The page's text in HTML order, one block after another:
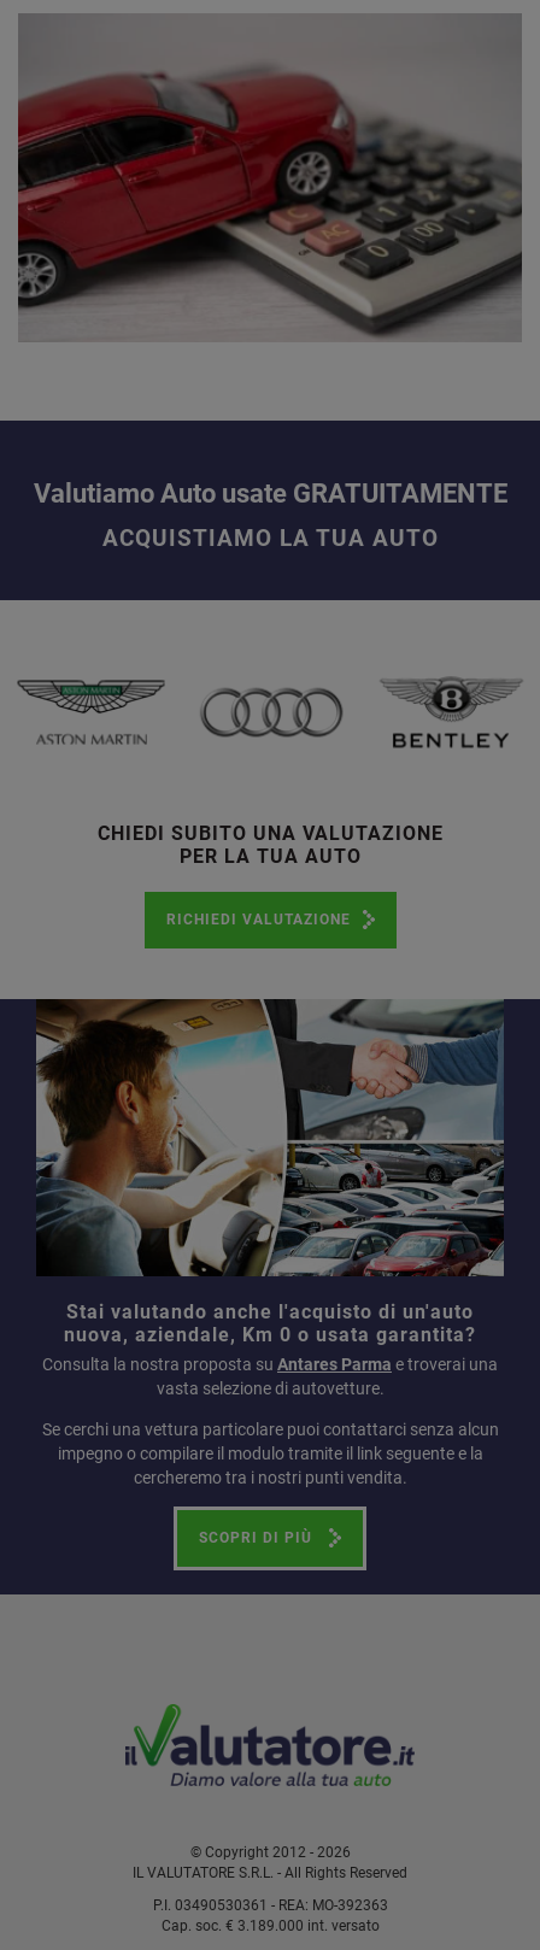
Valutiamo Auto usate GRATUITAMENTE
ACQUISTIAMO LA TUA AUTO
CHIEDI SUBITO UNA VALUTAZIONE
PER LA TUA AUTO
RICHIEDI VALUTAZIONE
Stai valutando anche l'acquisto di un'auto
nuova, aziendale, Km 0 o usata garantita?
Consulta la nostra proposta su Antares Parma e troverai una
vasta selezione di autovetture.
Se cerchi una vettura particolare puoi contattarci senza alcun
impegno o compilare il modulo tramite il link seguente e la
cercheremo tra i nostri punti vendita.
SCOPRI DI PIÙ
© Copyright 2012 - 2026
IL VALUTATORE S.R.L. - All Rights Reserved
P.I. 03490530361 - REA: MO-392363
Cap. soc. € 3.189.000 int. versato